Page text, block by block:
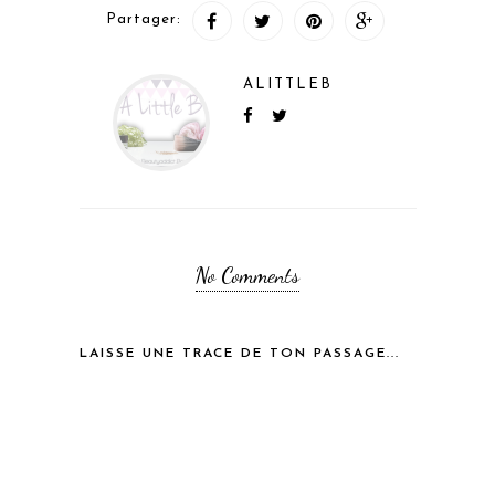
Partager:
ALITTLEB
No Comments
LAISSE UNE TRACE DE TON PASSAGE...